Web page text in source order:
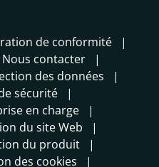
de conformité
Nous contacter
des données
sécurité
en charge
du site Web
du produit
des cookies